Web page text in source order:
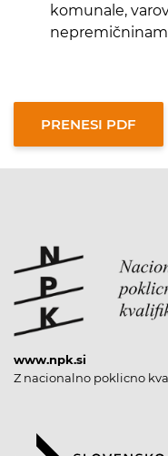
komunale,
www.npk.si
Z nacionalno poklicno